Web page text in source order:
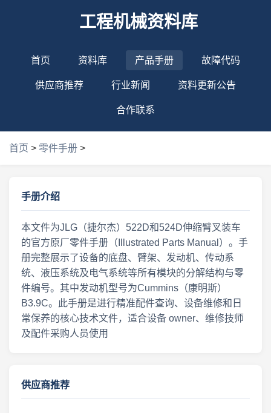
工程机械资料库
首页 资料库 产品手册 故障代码
供应商推荐 行业新闻 资料更新公告
合作联系
首页 > 零件手册 >
手册介绍
本文件为JLG（捷尔杰）522D和524D伸缩臂叉装车
的官方原厂零件手册（Illustrated Parts Manual）。手
册完整展示了设备的底盘、臂架、发动机、传动系
统、液压系统及电气系统等所有模块的分解结构与零
件编号。其中发动机型号为Cummins（康明斯）
B3.9C。此手册是进行精准配件查询、设备维修和日
常保养的核心技术文件，适合设备 owner、维修技师
及配件采购人员使用
供应商推荐